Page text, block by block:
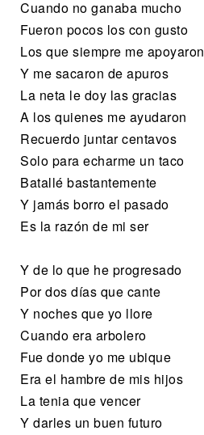
Cuando no ganaba mucho
Fueron pocos los con gusto
Los que siempre me apoyaron
Y me sacaron de apuros
La neta le doy las gracias
A los quienes me ayudaron
Recuerdo juntar centavos
Solo para echarme un taco
Batallé bastantemente
Y jamás borro el pasado
Es la razón de mi ser
Y de lo que he progresado
Por dos días que cante
Y noches que yo llore
Cuando era arbolero
Fue donde yo me ubique
Era el hambre de mis hijos
La tenia que vencer
Y darles un buen futuro